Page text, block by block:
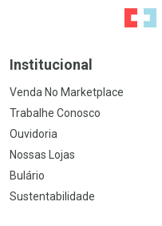
Ir para
Institucional
Venda No Marketplace
Trabalhe Conosco
Ouvidoria
Nossas Lojas
Bulário
Sustentabilidade